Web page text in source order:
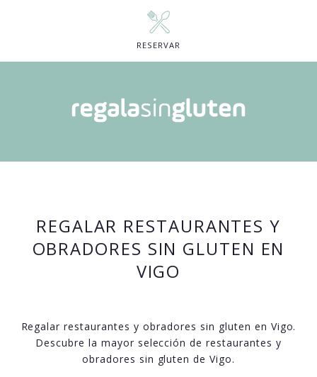
RESERVAR
REGALAR RESTAURANTES Y
OBRADORES SIN GLUTEN EN
VIGO
Regalar restaurantes y obradores sin gluten en Vigo.
Descubre la mayor selección de restaurantes y
obradores sin gluten de Vigo.